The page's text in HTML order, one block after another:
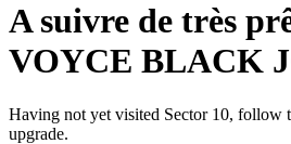
A suivre de très
VOYCE BLACK
Having not yet visited Sector 10, follow
upgrade.